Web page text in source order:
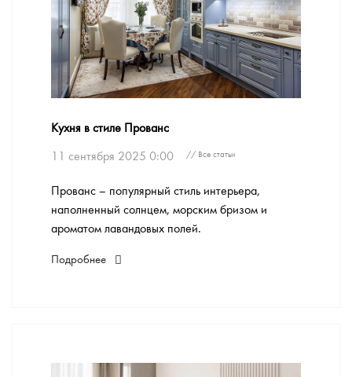
Кухня в стиле Прованс
11 сентября 2025 0:00
// Все статьи
Прованс – популярный стиль интерьера,
наполненный солнцем, морским бризом и
ароматом лавандовых полей.
Подробнее